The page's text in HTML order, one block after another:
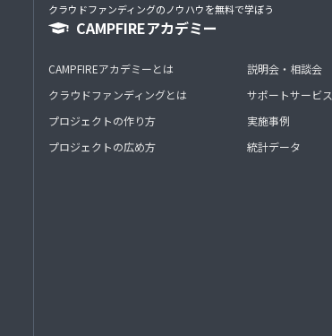
クラウドファンディングのノウハウを無料で学ぼう
CAMPFIREアカデミー
CAMPFIREアカデミーとは
クラウドファンディングとは
プロジェクトの作り方
プロジェクトの広め方
説明会・相談会
サポートサービス
実施事例
統計データ